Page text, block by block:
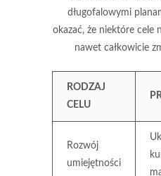
długofalowymi
okazać, że niektóre cele
nawet całkowicie
RODZAJ
CELU
Rozwój
umiejętności